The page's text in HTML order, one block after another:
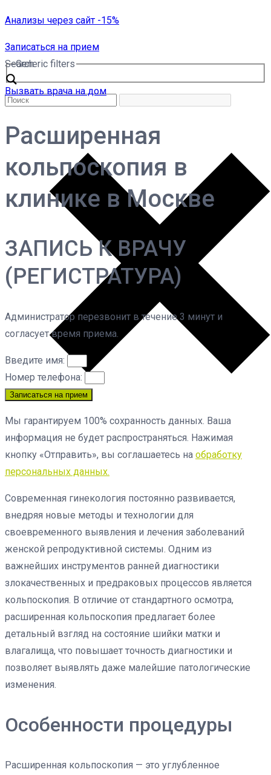
Анализы через сайт -15%
Записаться на прием
Search
Generic filters
Вызвать врача на дом
Расширенная
кольпоскопия в
клинике в Москве
ЗАПИСЬ К ВРАЧУ
(РЕГИСТРАТУРА)
Администратор перезвонит в течение 3 минут и
согласует время приема.
Введите имя:
Номер телефона:
Записаться на прием
Мы гарантируем 100% сохранность данных. Ваша
информация не будет распространяться. Нажимая
кнопку «Отправить», вы соглашаетесь на обработку
персональных данных.
Современная гинекология постоянно развивается,
внедряя новые методы и технологии для
своевременного выявления и лечения заболеваний
женской репродуктивной системы. Одним из
важнейших инструментов ранней диагностики
злокачественных и предраковых процессов является
кольпоскопия. В отличие от стандартного осмотра,
расширенная кольпоскопия предлагает более
детальный взгляд на состояние шийки матки и
влагалища, что повышает точность диагностики и
позволяет выявлять даже малейшие патологические
изменения.
Особенности процедуры
Расширенная кольпоскопия — это углубленное